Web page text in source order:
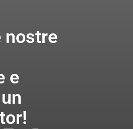
nostre
e